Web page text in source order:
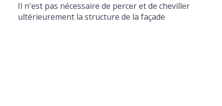
Il n'est pas nécessaire de percer et de cheviller
ultérieurement la structure de la façade